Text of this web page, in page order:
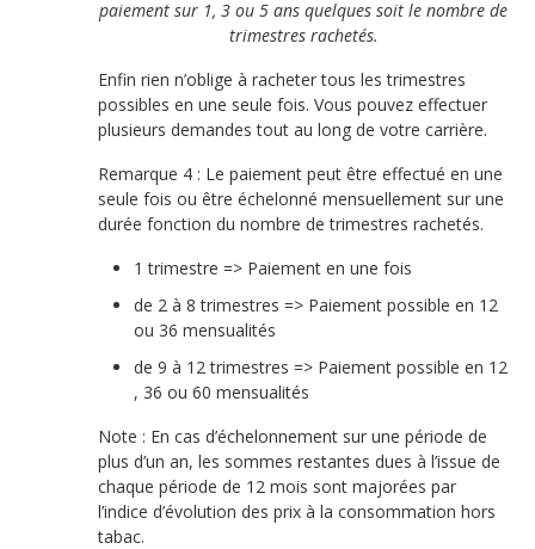
paiement sur 1, 3 ou 5 ans quelques soit le nombre de
trimestres rachetés.
Enfin rien n’oblige à racheter tous les trimestres
possibles en une seule fois. Vous pouvez effectuer
plusieurs demandes tout au long de votre carrière.
Remarque 4 : Le paiement peut être effectué en une
seule fois ou être échelonné mensuellement sur une
durée fonction du nombre de trimestres rachetés.
1 trimestre => Paiement en une fois
de 2 à 8 trimestres => Paiement possible en 12
ou 36 mensualités
de 9 à 12 trimestres => Paiement possible en 12
, 36 ou 60 mensualités
Note : En cas d’échelonnement sur une période de
plus d’un an, les sommes restantes dues à l’issue de
chaque période de 12 mois sont majorées par
l’indice d’évolution des prix à la consommation hors
tabac.